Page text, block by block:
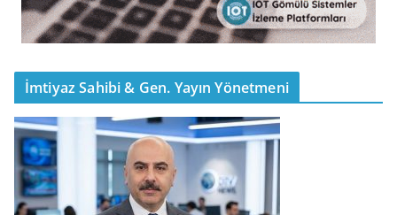
İmtiyaz Sahibi & Gen. Yayın Yönetmeni